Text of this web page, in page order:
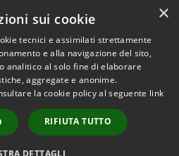
dati
Copyright © 2026 • Comune di
Carini • Powered by
Municipium•
Accesso
redazione
×
sui cookie
tecnici e assimilati strettamente
e alla navigazione del sito,
analitico al solo fine di elaborare
aggregate e anonime.
la cookie policy al seguente link
RIFIUTA TUTTO
DETTAGLI